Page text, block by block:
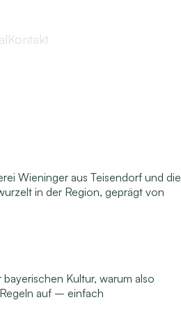
Kontakt
Wieninger aus Teisendorf und die
in der Region, geprägt von
Kultur, warum also
auf – einfach